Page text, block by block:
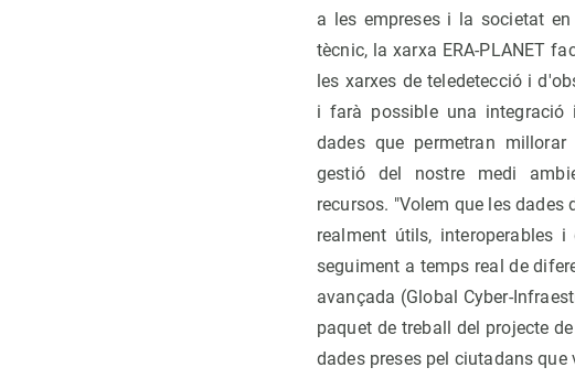
a les empreses i la societat
tècnic, la xarxa ERA-PLANET
les xarxes de teledetecció i
i farà possible una integració
dades que permetran
gestió del nostre medi
recursos. "Volem que les dades
realment útils, interoperables
seguiment a temps real de
avançada (Global Cyber-
paquet de treball del projecte
dades preses pel ciutadans